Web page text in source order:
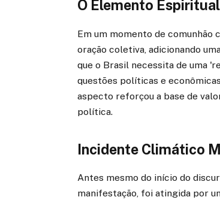
O Elemento
Em um momento de comunhão
oração coletiva, adicionando
que o Brasil necessita de uma
questões políticas e
aspecto reforçou a base de
política.
Incidente Climático
Antes mesmo do início do
manifestação, foi atingida por